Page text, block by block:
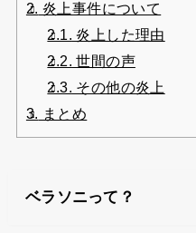
2. 炎上事件について
2.1. 炎上した理由
2.2. 世間の声
2.3. その他の炎上
3. まとめ
ベラソニって？